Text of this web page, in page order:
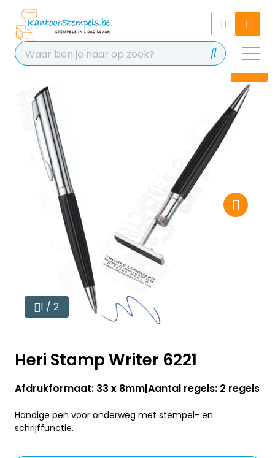
Chat 24/7 met onze chatbot
voor hulp
Contact
1 / 2
Heri Stamp Writer 6221
Afdrukformaat: 33 x 8mm Aantal regels: 2 regels
Handige pen voor onderweg met stempel- en
schrijffunctie.